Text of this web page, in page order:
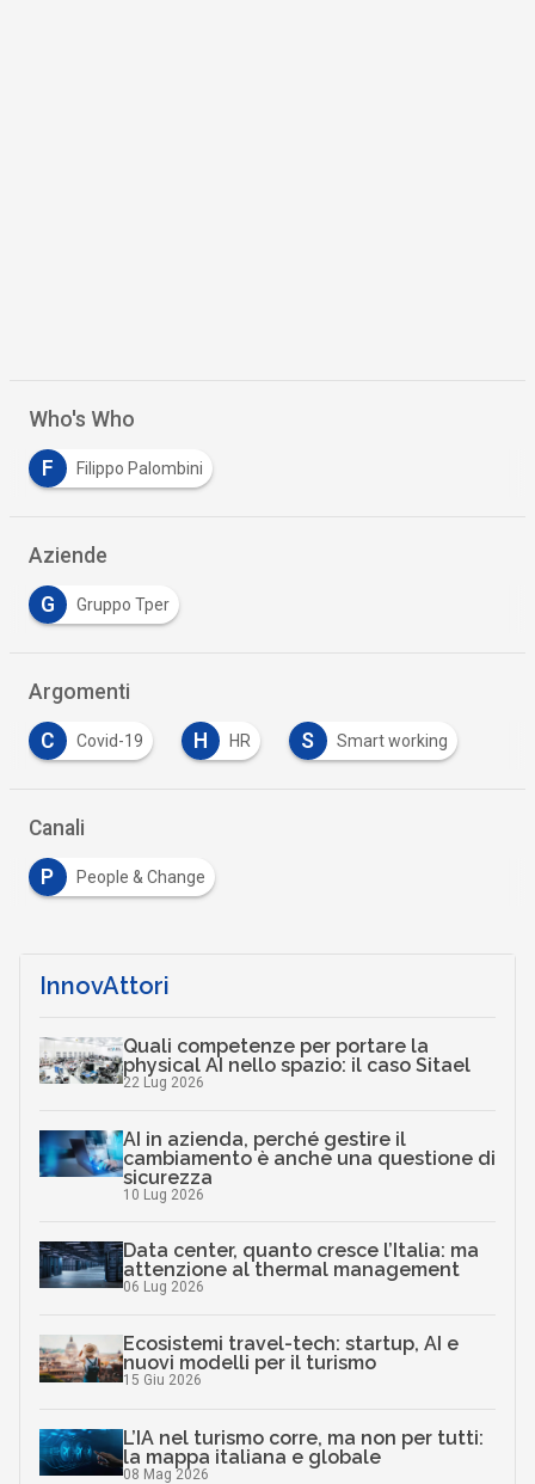
Who's Who
F Filippo Palombini
Aziende
G Gruppo Tper
Argomenti
C Covid-19 H HR S Smart working
Canali
P People & Change
InnovAttori
Quali competenze per portare la
physical AI nello spazio: il caso Sitael
22 Lug 2026
AI in azienda, perché gestire il
cambiamento è anche una questione di
sicurezza
10 Lug 2026
Data center, quanto cresce l’Italia: ma
attenzione al thermal management
06 Lug 2026
Ecosistemi travel-tech: startup, AI e
nuovi modelli per il turismo
15 Giu 2026
L’IA nel turismo corre, ma non per tutti:
la mappa italiana e globale
08 Mag 2026